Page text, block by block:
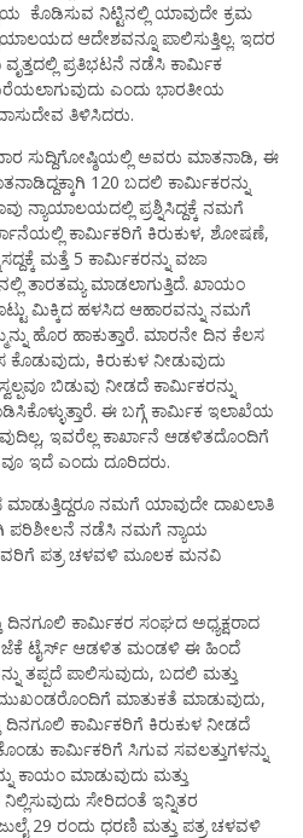
ಕೊಡಿಸುವ ನಿಟ್ಟಿನಲ್ಲಿ ಯಾವುದೇ ಕ್ರಮ
ಆದೇಶವನ್ನೂ ಪಾಲಿಸುತ್ತಿಲ್ಲ. ಇದರ
ಪ್ರತಿಭಟನೆ ನಡೆಸಿ ಕಾರ್ಮಿಕ
ಎಂದು ಭಾರತೀಯ
ತಿಳಿಸಿದರು.
ಸುದ್ದಿಗೋಷ್ಠಿಯಲ್ಲಿ ಅವರು ಮಾತನಾಡಿ, ಈ
120 ಬದಲಿ ಕಾರ್ಮಿಕರನ್ನು
ನ್ಯಾಯಾಲಯದಲ್ಲಿ ಪ್ರಶ್ನಿಸಿದ್ದಕ್ಕೆ ನಮಗೆ
ಕಾರ್ಮಿಕರಿಗೆ ಕಿರುಕುಳ, ಶೋಷಣೆ,
ಮತ್ತೆ 5 ಕಾರ್ಮಿಕರನ್ನು ವಜಾ
ತಾರತಮ್ಯ ಮಾಡಲಾಗುತ್ತಿದೆ. ಖಾಯಂ
ಮಿಕ್ಕಿದ ಹಳಸಿದ ಆಹಾರವನ್ನು ನಮಗೆ
ಹೊರ ಹಾಕುತ್ತಾರೆ. ಮಾರನೇ ದಿನ ಕೆಲಸ
ಕಿರುಕುಳ ನೀಡುವುದು
ಬಿಡುವು ನೀಡದೆ ಕಾರ್ಮಿಕರನ್ನು
ಈ ಬಗ್ಗೆ ಕಾರ್ಮಿಕ ಇಲಾಖೆಯ
ಇವರೆಲ್ಲ ಕಾರ್ಖಾನೆ ಆಡಳಿತದೊಂದಿಗೆ
ಇದೆ ಎಂದು ದೂರಿದರು.
ನಮಗೆ ಯಾವುದೇ ದಾಖಲಾತಿ
ಪರಿಶೀಲನೆ ನಡೆಸಿ ನಮಗೆ ನ್ಯಾಯ
ಪತ್ರ ಚಳವಳಿ ಮೂಲಕ ಮನವಿ
ಕಾರ್ಮಿಕರ ಸಂಘದ ಅಧ್ಯಕ್ಷರಾದ
ಜೆಕೆ ಟೈರ್ಸ್ ಆಡಳಿತ ಮಂಡಳಿ ಈ ಹಿಂದೆ
ತಪ್ಪದೆ ಪಾಲಿಸುವುದು, ಬದಲಿ ಮತ್ತು
ಮಾತುಕತೆ ಮಾಡುವುದು,
ದಿನಗೂಲಿ ಕಾರ್ಮಿಕರಿಗೆ ಕಿರುಕುಳ ನೀಡದೆ
ಕಾರ್ಮಿಕರಿಗೆ ಸಿಗುವ ಸವಲತ್ತುಗಳನ್ನು
ಕಾಯಂ ಮಾಡುವುದು ಮತ್ತು
ಸೇರಿದಂತೆ ಇನ್ನಿತರ
29 ರಂದು ಧರಣಿ ಮತ್ತು ಪತ್ರ ಚಳವಳಿ